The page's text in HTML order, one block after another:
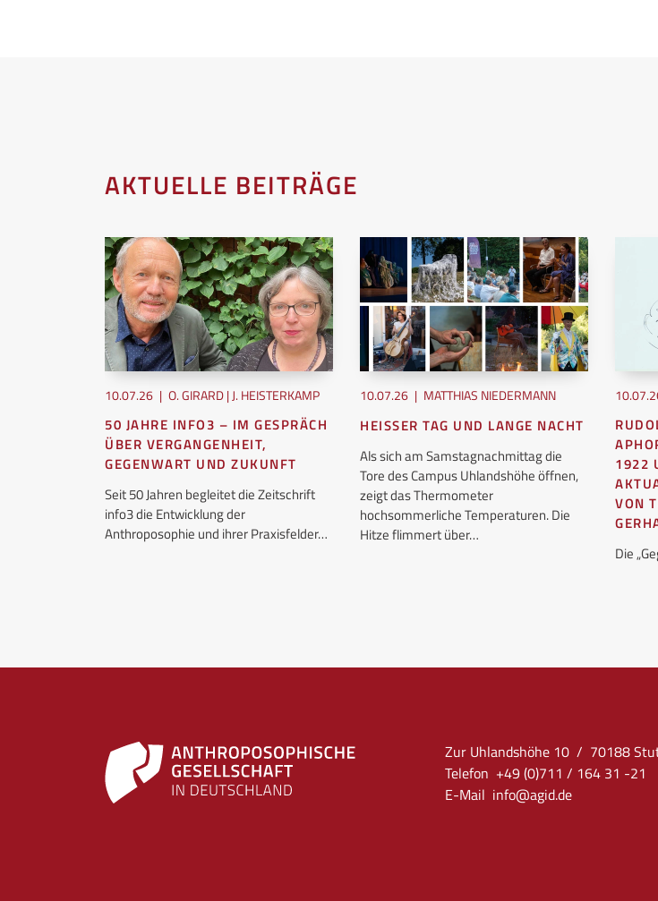
AKTUELLE BEITRÄGE
10.07.26 | O. GIRARD | J. HEISTERKAMP
50 JAHRE INFO3 – IM GESPRÄCH
ÜBER VERGANGENHEIT,
GEGENWART UND ZUKUNFT
Seit 50 Jahren begleitet die Zeitschrift
info3 die Entwicklung der
Anthroposophie und ihrer Praxisfelder…
10.07.26 | MATTHIAS NIEDERMANN
HEISSER TAG UND LANGE NACHT
Als sich am Samstagnachmittag die
Tore des Campus Uhlandshöhe öffnen,
zeigt das Thermometer
hochsommerliche Temperaturen. Die
Hitze flimmert über…
1922
VON
Die
Zur Uhlandshöhe 10 / 70188
Telefon +49 (0)711 / 164 31 -21
E-Mail info@agid.de